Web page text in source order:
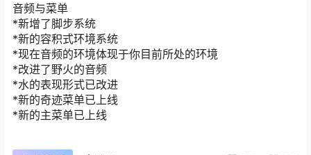
音频与菜单
*新增了脚步系统
*新的容积式环境系统
*现在音频的环境体现于你目前所处的环境
*改进了野火的音频
*水的表现形式已改进
*新的奇迹菜单已上线
*新的主菜单已上线